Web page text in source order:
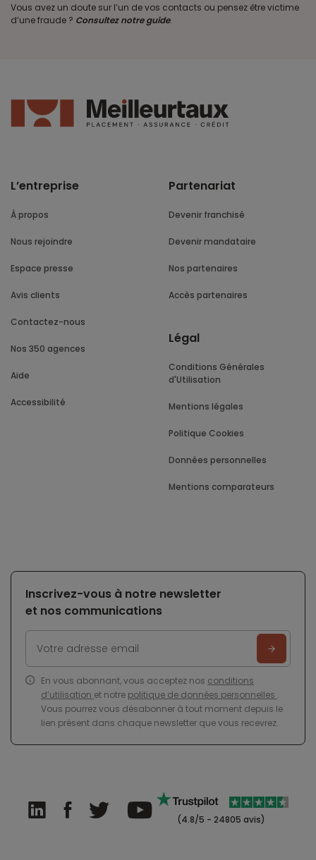
Vous avez un doute sur l’un de vos contacts ou pensez être victime
d’une fraude ? Consultez notre guide.
L’entreprise
À propos
Nous rejoindre
Espace presse
Avis clients
Contactez-nous
Nos 350 agences
Aide
Accessibilité
Partenariat
Devenir franchisé
Devenir mandataire
Nos partenaires
Accès partenaires
Légal
Conditions Générales
d'Utilisation
Mentions légales
Politique Cookies
Données personnelles
Mentions comparateurs
Inscrivez-vous à notre newsletter
et nos communications
En vous abonnant, vous acceptez nos conditions
d’utilisation et notre politique de données personnelles .
Vous pourrez vous désabonner à tout moment depuis le
lien présent dans chaque newsletter que vous recevrez.
(4.8/5 - 24805 avis)